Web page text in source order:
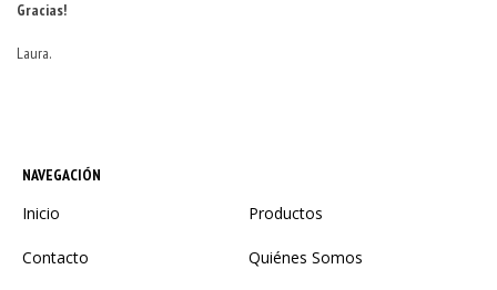
Gracias!
Laura.
NAVEGACIÓN
Inicio Productos
Contacto Quiénes Somos